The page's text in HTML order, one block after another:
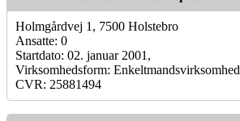
Holmgårdvej 1, 7500 Holstebro
Ansatte: 0
Startdato: 02. januar 2001,
Virksomhedsform: Enkeltmandsvirksomhed
CVR: 25881494